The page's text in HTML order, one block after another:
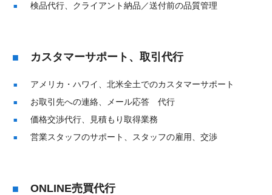
検品代行、クライアント納品／送付前の品質管理
カスタマーサポート、取引代行
アメリカ・ハワイ、北米全土でのカスタマーサポート
お取引先への連絡、メール応答 代行
価格交渉代行、見積もり取得業務
営業スタッフのサポート、スタッフの雇用、交渉
ONLINE売買代行